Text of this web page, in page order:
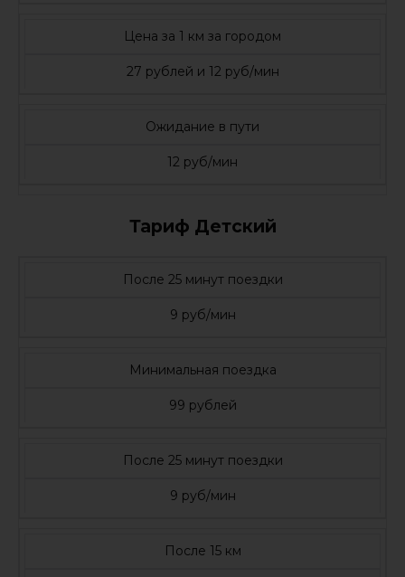
Цена за 1 км за городом
27 рублей и 12 руб/мин
Ожидание в пути
12 руб/мин
Тариф Детский
После 25 минут поездки
9 руб/мин
Минимальная поездка
99 рублей
После 25 минут поездки
9 руб/мин
После 15 км